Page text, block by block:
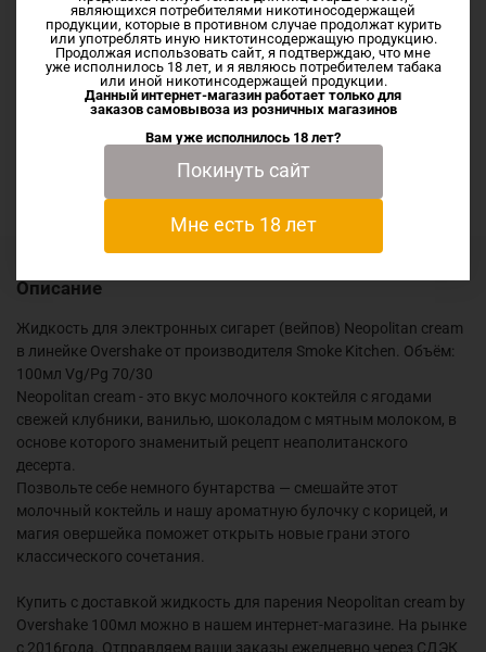
ежедневно через СДЭК или Почту России.
Характеристики
Описание
Жидкость для электронных сигарет (вейпов) Neopolitan cream
в линейке Overshake от производителя Smoke Kitchen. Объём:
100мл Vg/Pg 70/30
Neopolitan cream - это вкус молочного коктейля с ягодами
свежей клубники, ванилью, шоколадом с мятным молоком, в
основе которого знаменитый рецепт неаполитанского
десерта.
Позвольте себе немного бунтарства — смешайте этот
молочный коктейль и нашу ароматную булочку с корицей, и
магия овершейка поможет открыть новые грани этого
классического сочетания.
Купить с доставкой жидкость для парения Neopolitan cream by
Overshake 100мл можно в нашем интернет-магазине. На рынке
с 2016года. Отправляем ваши заказы ежедневно через СДЭК
являющихся потребителями никотиносодержащей
продукции, которые в противном случае продолжат курить
или употреблять иную никтотинсодержащую продукцию.
Продолжая использовать сайт, я подтверждаю, что мне
уже исполнилось 18 лет, и я являюсь потребителем табака
или иной никотинсодержащей продукции.
Данный интернет-магазин работает только для
заказов самовывоза из розничных магазинов
Вам уже исполнилось 18 лет?
Покинуть сайт
Мне есть 18 лет